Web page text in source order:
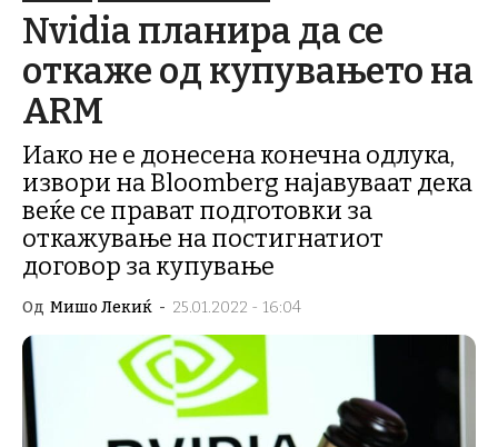
Nvidia планира да се
откаже од купувањето на
ARM
Иако не е донесена конечна одлука,
извори на Bloomberg најавуваат дека
веќе се прават подготовки за
откажување на постигнатиот
договор за купување
Од Мишо Лекиќ - 25.01.2022 - 16:04